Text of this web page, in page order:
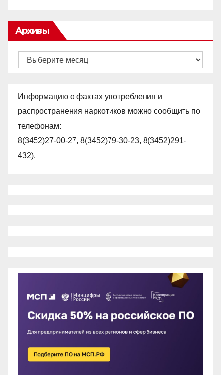
Архивы
Архивы
Информацию о фактах употребления и
распространения наркотиков можно сообщить по
телефонам:
8(3452)27-00-27, 8(3452)79-30-23, 8(3452)291-
432).